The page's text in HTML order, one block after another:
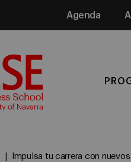
Agenda
Impulsa tu carrera con